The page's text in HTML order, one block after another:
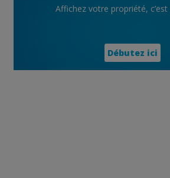
Affichez votre propriété, c’est
Débutez ici